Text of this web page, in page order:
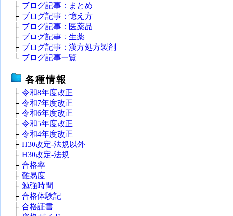
├ ブログ記事：まとめ
├ ブログ記事：憶え方
├ ブログ記事：医薬品
├ ブログ記事：生薬
├ ブログ記事：漢方処方製剤
└ ブログ記事一覧
各種情報
├ 令和8年度改正
├ 令和7年度改正
├ 令和6年度改正
├ 令和5年度改正
├ 令和4年度改正
├ H30改定‐法規以外
├ H30改定‐法規
├ 合格率
├ 難易度
├ 勉強時間
├ 合格体験記
├ 合格証書